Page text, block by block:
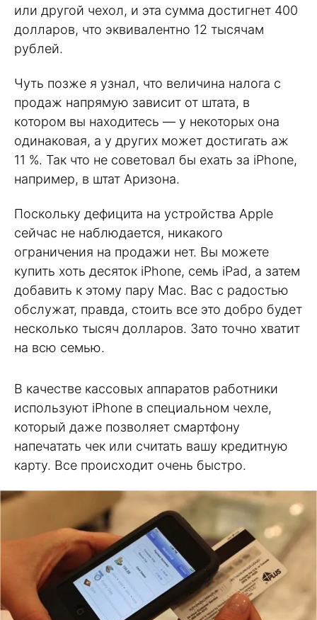
или другой чехол, и эта сумма достигнет 400
долларов, что эквивалентно 12 тысячам
рублей.
Чуть позже я узнал, что величина налога с
продаж напрямую зависит от штата, в
котором вы находитесь — у некоторых она
одинаковая, а у других может достигать аж
11 %. Так что не советовал бы ехать за iPhone,
например, в штат Аризона.
Поскольку дефицита на устройства Apple
сейчас не наблюдается, никакого
ограничения на продажи нет. Вы можете
купить хоть десяток iPhone, семь iPad, а затем
добавить к этому пару Mac. Вас с радостью
обслужат, правда, стоить все это добро будет
несколько тысяч долларов. Зато точно хватит
на всю семью.
В качестве кассовых аппаратов работники
используют iPhone в специальном чехле,
который даже позволяет смартфону
напечатать чек или считать вашу кредитную
карту. Все происходит очень быстро.